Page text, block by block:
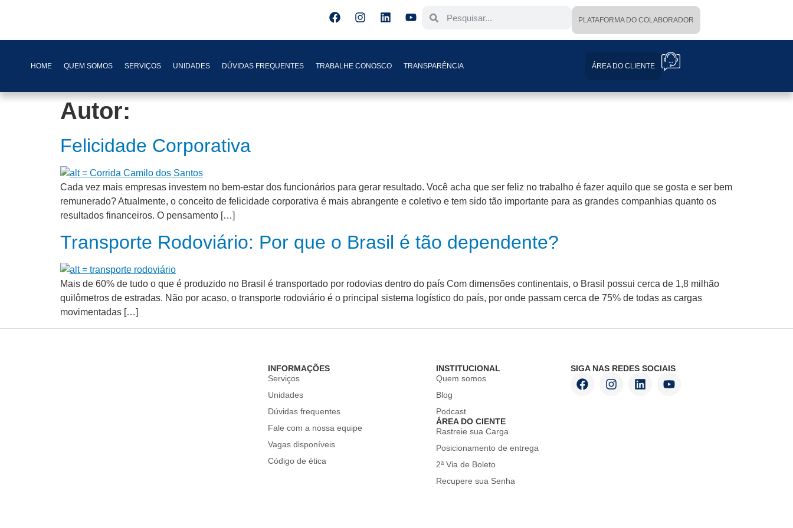
PLATAFORMA DO COLABORADOR
HOME QUEM SOMOS SERVIÇOS UNIDADES DÚVIDAS FREQUENTES TRABALHE CONOSCO TRANSPARÊNCIA ÁREA DO CLIENTE
Autor:
Felicidade Corporativa
Cada vez mais empresas investem no bem-estar dos funcionários para gerar resultado. Você acha que ser feliz no trabalho é fazer aquilo que se gosta e ser bem
remunerado? Atualmente, o conceito de felicidade corporativa é mais abrangente e coletivo e tem sido tão importante para as grandes companhias quanto os
resultados financeiros. O pensamento […]
Transporte Rodoviário: Por que o Brasil é tão dependente?
Mais de 60% de tudo o que é produzido no Brasil é transportado por rodovias dentro do país Com dimensões continentais, o Brasil possui cerca de 1,8 milhão
quilômetros de estradas. Não por acaso, o transporte rodoviário é o principal sistema logístico do país, por onde passam cerca de 75% de todas as cargas
movimentadas […]
INFORMAÇÕES
Serviços
Unidades
Dúvidas frequentes
Fale com a nossa equipe
Vagas disponíveis
Código de ética
INSTITUCIONAL
Quem somos
Blog
Podcast
ÁREA DO CIENTE
Rastreie sua Carga
Posicionamento de entrega
2ª Via de Boleto
Recupere sua Senha
SIGA NAS REDES SOCIAIS